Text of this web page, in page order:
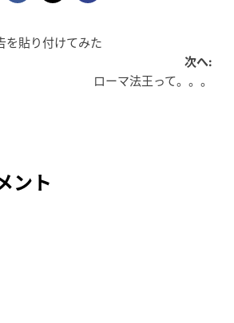
を貼り付けてみた
次へ:
ローマ法王って。。。
ント